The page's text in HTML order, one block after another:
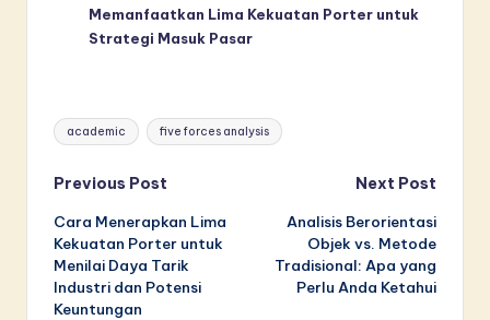
Memanfaatkan Lima Kekuatan Porter untuk
Strategi Masuk Pasar
Tags:
academic five forces analysis
Post
navigation
Previous Post
Cara Menerapkan Lima
Kekuatan Porter untuk
Menilai Daya Tarik
Industri dan Potensi
Keuntungan
Next Post
Analisis Berorientasi
Objek vs. Metode
Tradisional: Apa yang
Perlu Anda Ketahui